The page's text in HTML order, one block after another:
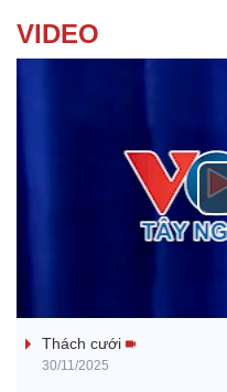
VIDEO
Thách cưới
30/11/2025